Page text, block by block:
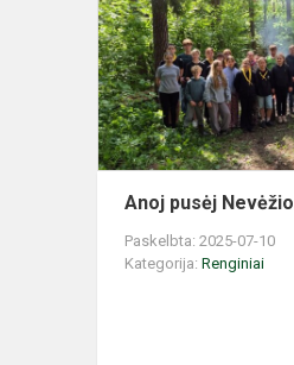
Anoj pusėj Nevėžio
Paskelbta: 2025-07-10
Kategorija: Renginiai